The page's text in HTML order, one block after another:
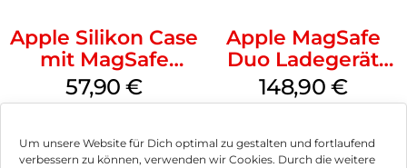
Um unsere Website für Dich optimal zu gestalten und fortlaufend
verbessern zu können, verwenden wir Cookies. Durch die weitere
Apple Silikon Case
mit MagSafe
iPhone 14 Pro
(PRODUCT)RED
57,90€
inkl. MwSt.
Apple MagSafe
Duo Ladegerät
Weiß
148,90 €
inkl. MwSt.